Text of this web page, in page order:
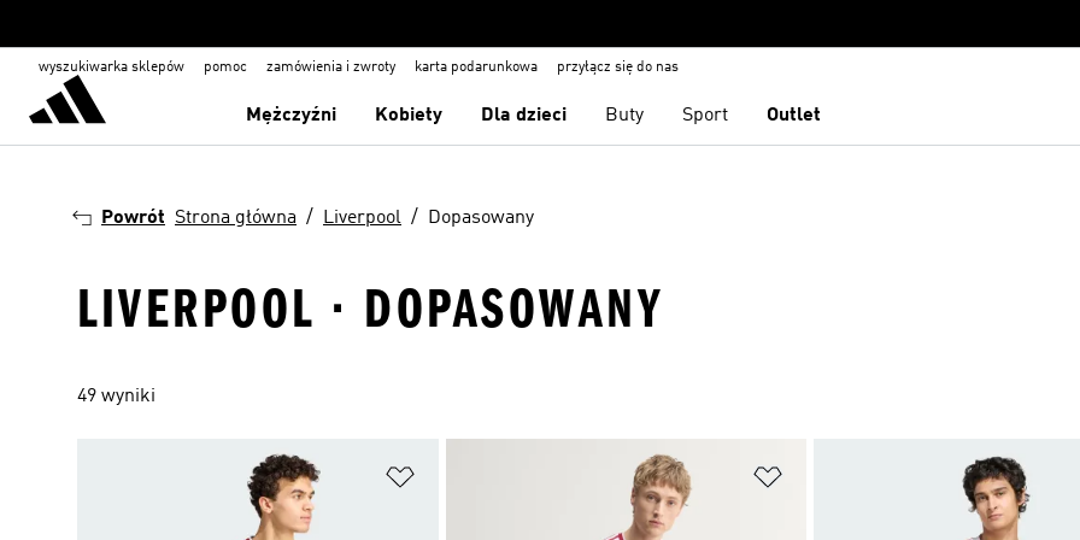
wyszukiwarka sklepów pomoc zamówienia i zwroty karta podarunkowa przyłącz się do nas
Mężczyźni Kobiety Dla dzieci Buty Sport Outlet
Powrót Strona główna Liverpool Dopasowany
LIVERPOOL · DOPASOWANY
49 wyniki